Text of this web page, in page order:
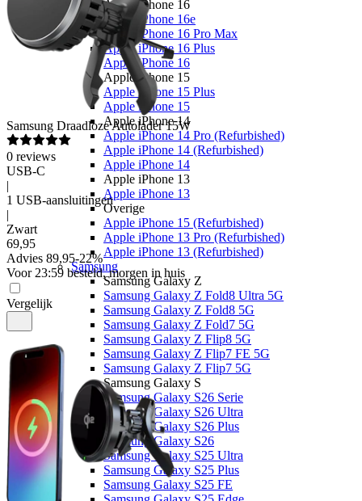
Apple iPhone 16
Apple iPhone 16e
Apple iPhone 16 Pro Max
Apple iPhone 16 Plus
Apple iPhone 16
Apple iPhone 15
Apple iPhone 15 Plus
Apple iPhone 15
Apple iPhone 14
Apple iPhone 14 Pro (Refurbished)
Apple iPhone 14 (Refurbished)
Apple iPhone 14
Apple iPhone 13
Apple iPhone 13
Overige
Apple iPhone 15 (Refurbished)
Apple iPhone 13 Pro (Refurbished)
Apple iPhone 13 (Refurbished)
Samsung
Samsung Galaxy Z
Samsung Galaxy Z Fold8 Ultra 5G
Samsung Galaxy Z Fold8 5G
Samsung Galaxy Z Fold7 5G
Samsung Galaxy Z Flip8 5G
Samsung Galaxy Z Flip7 FE 5G
Samsung Galaxy Z Flip7 5G
Samsung Galaxy S
Samsung Galaxy S26 Serie
Samsung Galaxy S26 Ultra
Samsung Galaxy S26 Plus
Samsung Galaxy S26
Samsung Galaxy S25 Ultra
Samsung Galaxy S25 Plus
Samsung Galaxy S25 FE
Samsung Draadloze Autolader 15W
0 reviews
USB-C
|
1 USB-aansluitingen
|
Zwart
69,95
Advies 89,95-22%
Voor 23:59 besteld, morgen in huis
Vergelijk